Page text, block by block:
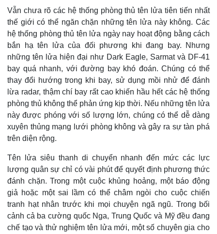
Pháp luật
Vụ án
Tin nóng
Tư vấn luật
Quân sự - Quốc phòng
Vũ khí
Việt Nam
Phân tích
Vẫn chưa rõ các hệ thống phòng thủ tên lửa tiên tiến nhất
thế giới có thể ngăn chặn những tên lửa này không. Các
hệ thống phòng thủ tên lửa ngày nay hoạt động bằng cách
bắn hạ tên lửa của đối phương khi đang bay. Nhưng
những tên lửa hiện đại như Dark Eagle, Sarmat và DF-41
bay quá nhanh, với đường bay khó đoán. Chúng có thể
thay đổi hướng trong khi bay, sử dụng mồi nhử để đánh
lừa radar, thậm chí bay rất cao khiến hầu hết các hệ thống
phòng thủ không thể phản ứng kịp thời. Nếu những tên lửa
này được phóng với số lượng lớn, chúng có thể dễ dàng
xuyên thủng mạng lưới phòng không và gây ra sự tàn phá
trên diện rộng.
Tên lửa siêu thanh di chuyển nhanh đến mức các lực
lượng quân sự chỉ có vài phút để quyết định phương thức
đánh chặn. Trong một cuộc khủng hoảng, một báo động
giả hoặc một sai lầm có thể châm ngòi cho cuộc chiến
tranh hạt nhân trước khi mọi chuyện ngã ngũ. Trong bối
cảnh cả ba cường quốc Nga, Trung Quốc và Mỹ đều đang
chế tạo và thử nghiệm tên lửa mới, một số chuyên gia cho